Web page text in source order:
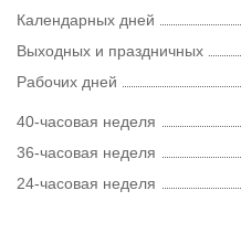
Календарных дней
Выходных и праздничных
Рабочих дней
40-часовая неделя
36-часовая неделя
24-часовая неделя